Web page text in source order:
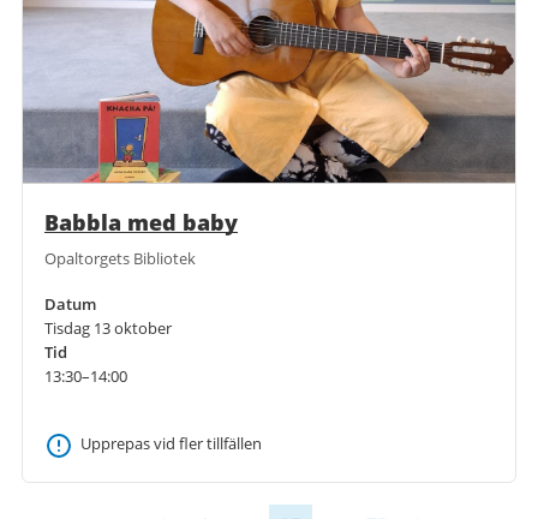
Babbla med baby
Opaltorgets Bibliotek
Datum
Tisdag 13 oktober
Tid
13:30–14:00
Upprepas vid fler tillfällen